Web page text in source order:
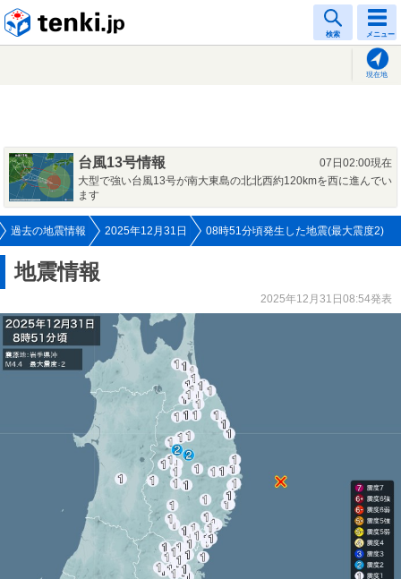
検索 メニュー
現在地
台風13号情報
07日02:00現在
大型で強い台風13号が南大東島の北北西約120kmを西に進んでい
ます
過去の地震情報 2025年12月31日 08時51分頃発生した地震(最大震度2)
地震情報
2025年12月31日08:54発表